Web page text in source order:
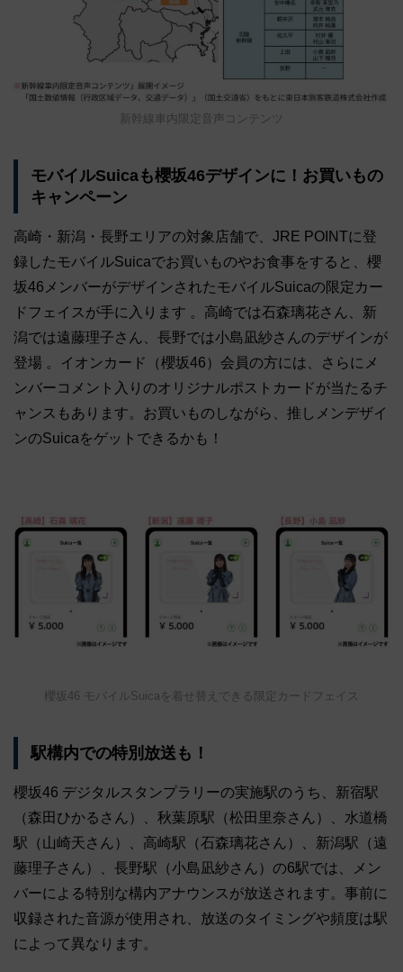
新幹線車内限定音声コンテンツ
モバイルSuicaも櫻坂46デザインに！お買いもの
キャンペーン
高崎・新潟・長野エリアの対象店舗で、JRE POINTに登
録したモバイルSuicaでお買いものやお食事をすると、櫻
坂46メンバーがデザインされたモバイルSuicaの限定カー
ドフェイスが手に入ります 。高崎では石森璃花さん、新
潟では遠藤理子さん、長野では小島凪紗さんのデザインが
登場 。イオンカード（櫻坂46）会員の方には、さらにメ
ンバーコメント入りのオリジナルポストカードが当たるチ
ャンスもあります。お買いものしながら、推しメンデザイ
ンのSuicaをゲットできるかも！
櫻坂46 モバイルSuicaを着せ替えできる限定カードフェイス
駅構内での特別放送も！
櫻坂46 デジタルスタンプラリーの実施駅のうち、新宿駅
（森田ひかるさん）、秋葉原駅（松田里奈さん）、水道橋
駅（山崎天さん）、高崎駅（石森璃花さん）、新潟駅（遠
藤理子さん）、長野駅（小島凪紗さん）の6駅では、メン
バーによる特別な構内アナウンスが放送されます。事前に
収録された音源が使用され、放送のタイミングや頻度は駅
によって異なります。